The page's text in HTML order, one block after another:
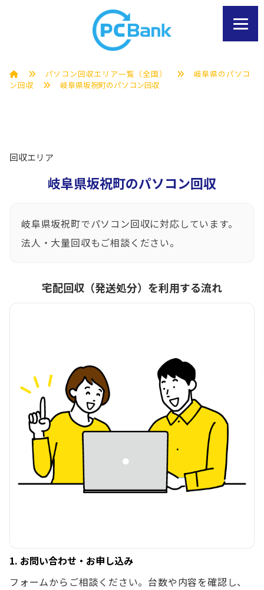
パソコン回収エリア一覧（全国）
岐阜県のパソコ
ン回収
岐阜県坂祝町のパソコン回収
回収エリア
岐阜県坂祝町のパソコン回収
岐阜県坂祝町でパソコン回収に対応しています。
法人・大量回収もご相談ください。
宅配回収（発送処分）を利用する流れ
1. お問い合わせ・お申し込み
フォームからご相談ください。台数や内容を確認し、